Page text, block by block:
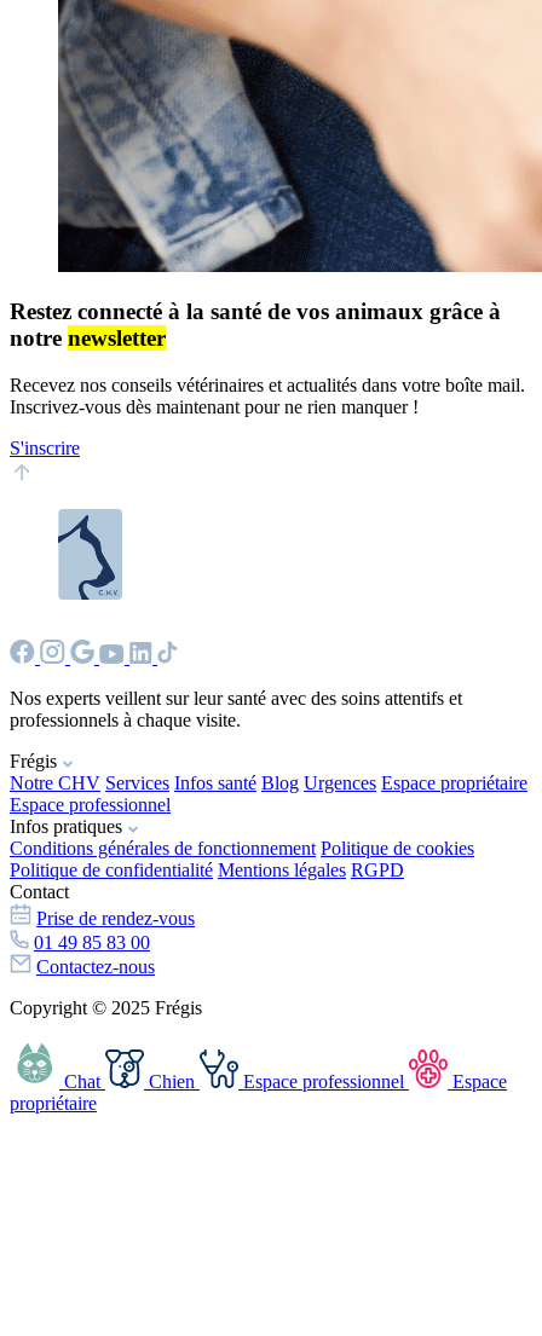
Restez connecté à la santé de vos animaux grâce à
notre newsletter
Recevez nos conseils vétérinaires et actualités dans votre boîte mail.
Inscrivez-vous dès maintenant pour ne rien manquer !
S'inscrire
Nos experts veillent sur leur santé avec des soins attentifs et
professionnels à chaque visite.
Frégis
Notre CHV Services Infos santé Blog Urgences Espace propriétaire
Espace professionnel
Infos pratiques
Conditions générales de fonctionnement Politique de cookies
Politique de confidentialité Mentions légales RGPD
Contact
Prise de rendez-vous
01 49 85 83 00
Contactez-nous
Copyright © 2025 Frégis
Chat Chien Espace professionnel
Espace
propriétaire